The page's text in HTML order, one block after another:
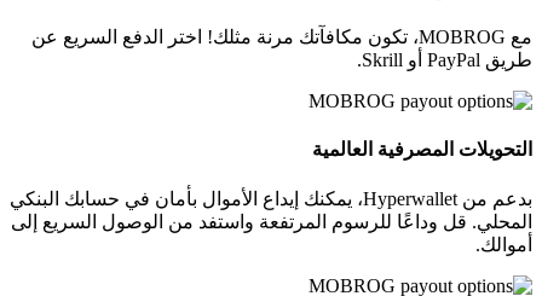
مع MOBROG، تكون مكافآتك مرنة مثلك! اختر الدفع السريع عن
طريق PayPal أو Skrill.
التحويلات المصرفية العالمية
بدعم من Hyperwallet، يمكنك إيداع الأموال بأمان في حسابك البنكي
المحلي. قل وداعًا للرسوم المرتفعة واستفد من الوصول السريع إلى
أموالك.